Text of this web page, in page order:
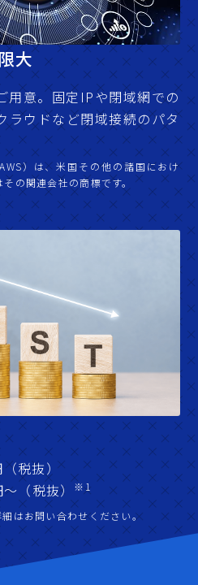
大
用意。固定IPや閉域網での
ラウドなど閉域接続のパタ
）は、米国その他の諸国におけ
の関連会社の商標です。
税抜）
（税抜）
※1
はお問い合わせください。